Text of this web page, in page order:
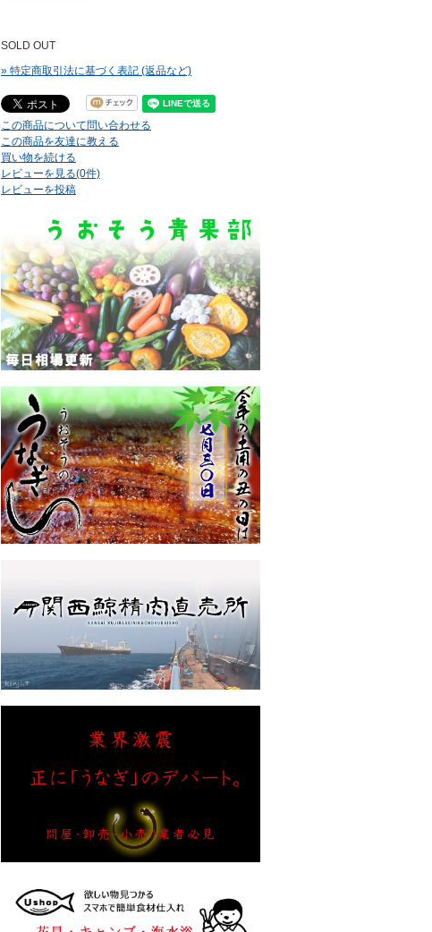
SOLD OUT
» 特定商取引法に基づく表記 (返品など)
この商品について問い合わせる
この商品を友達に教える
買い物を続ける
レビューを見る(0件)
レビューを投稿